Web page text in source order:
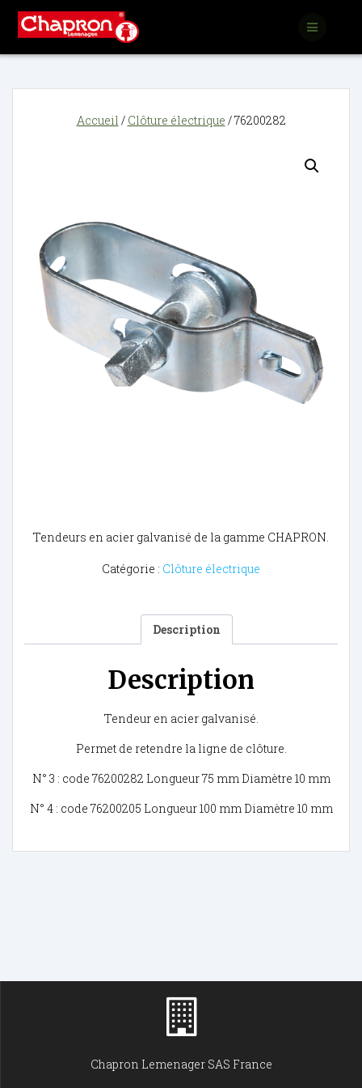
Accueil / Clôture électrique / 76200282
Tendeurs en acier galvanisé de la gamme CHAPRON.
Catégorie : Clôture électrique
Description
Description
Tendeur en acier galvanisé.
Permet de retendre la ligne de clôture.
N° 3 : code 76200282 Longueur 75 mm Diamètre 10 mm
N° 4 : code 76200205 Longueur 100 mm Diamètre 10 mm
Chapron Lemenager SAS France